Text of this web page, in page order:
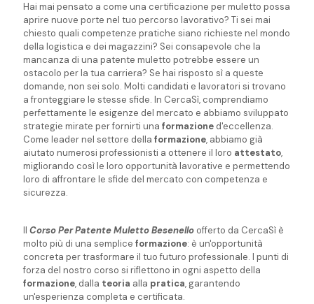
Hai mai pensato a come una certificazione per muletto possa
aprire nuove porte nel tuo percorso lavorativo? Ti sei mai
chiesto quali competenze pratiche siano richieste nel mondo
della logistica e dei magazzini? Sei consapevole che la
mancanza di una patente muletto potrebbe essere un
ostacolo per la tua carriera? Se hai risposto sì a queste
domande, non sei solo. Molti candidati e lavoratori si trovano
a fronteggiare le stesse sfide. In CercaSì, comprendiamo
perfettamente le esigenze del mercato e abbiamo sviluppato
strategie mirate per fornirti una formazione d'eccellenza.
Come leader nel settore della formazione, abbiamo già
aiutato numerosi professionisti a ottenere il loro attestato,
migliorando così le loro opportunità lavorative e permettendo
loro di affrontare le sfide del mercato con competenza e
sicurezza.
Il Corso Per Patente Muletto Besenello offerto da CercaSì è
molto più di una semplice formazione: è un'opportunità
concreta per trasformare il tuo futuro professionale. I punti di
forza del nostro corso si riflettono in ogni aspetto della
formazione, dalla teoria alla pratica, garantendo
un'esperienza completa e certificata.